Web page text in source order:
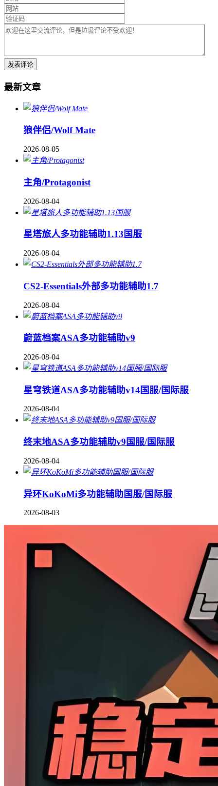
最新文章
狼伴侣/Wolf Mate
2026-08-05
主角/Protagonist
2026-08-04
星塔旅人多功能辅助1.13国服
2026-08-04
CS2-Essentials外部多功能辅助1.7
2026-08-04
蔚蓝档案ASA多功能辅助v9
2026-08-04
星穹铁道ASA多功能辅助v14国服/国际服
2026-08-04
终末地ASA多功能辅助v9国服/国际服
2026-08-04
异环KoKoMi多功能辅助国服/国际服
2026-08-03